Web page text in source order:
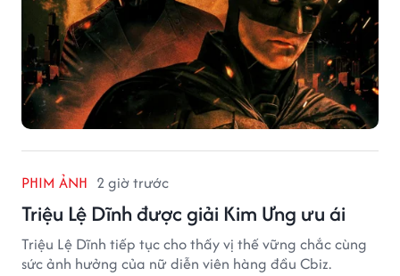
PHIM ẢNH 2 giờ trước
Triệu Lệ Dĩnh được giải Kim Ưng ưu ái
Triệu Lệ Dĩnh tiếp tục cho thấy vị thế vững chắc cùng
sức ảnh hưởng của nữ diễn viên hàng đầu Cbiz.